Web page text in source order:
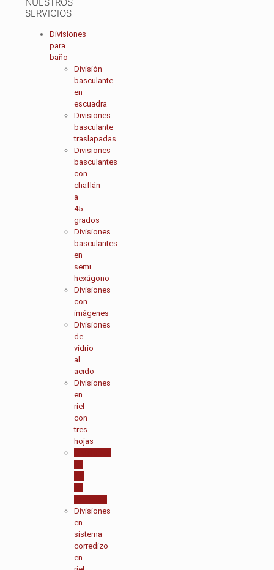
SERVICIOS
Divisiones
para
baño
División
basculante
en
escuadra
Divisiones
basculante
traslapadas
Divisiones
basculantes
con
chaflán
a
45
grados
Divisiones
basculantes
en
semi
hexágono
Divisiones
con
imágenes
Divisiones
de
vidrio
al
acido
Divisiones
en
riel
con
tres
hojas
Divisiones
en
sistema
corredizo
en